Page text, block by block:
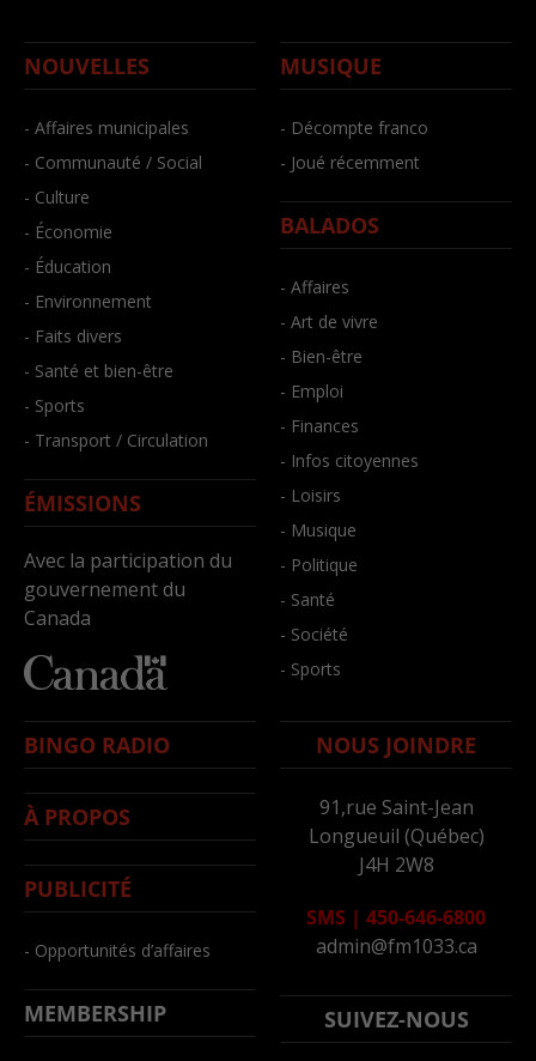
NOUVELLES
- Affaires municipales
- Communauté / Social
- Culture
- Économie
- Éducation
- Environnement
- Faits divers
- Santé et bien-être
- Sports
- Transport / Circulation
ÉMISSIONS
Avec la participation du
gouvernement du
Canada
MUSIQUE
- Décompte franco
- Joué récemment
BALADOS
- Affaires
- Art de vivre
- Bien-être
- Emploi
- Finances
- Infos citoyennes
- Loisirs
- Musique
- Politique
- Santé
- Société
- Sports
BINGO RADIO
À PROPOS
PUBLICITÉ
- Opportunités d’affaires
MEMBERSHIP
NOUS JOINDRE
91,rue Saint-Jean
Longueuil (Québec)
J4H 2W8
SMS | 450-646-6800
admin@fm1033.ca
SUIVEZ-NOUS